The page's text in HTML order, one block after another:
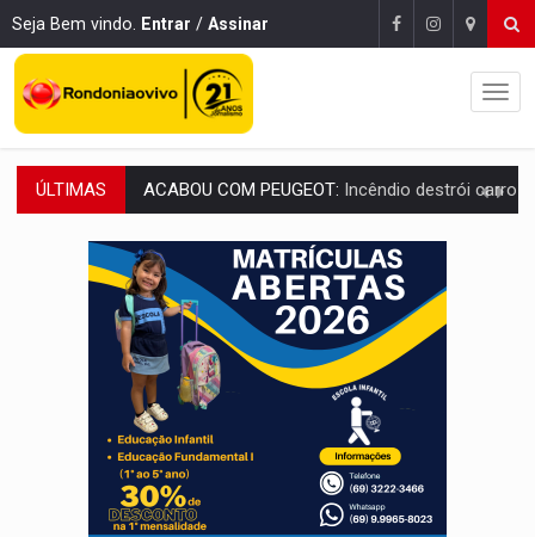
Seja Bem vindo. Entrar / Assinar
ÚLTIMAS VÍDEO:Ladrão é filmado furtando moto na frente do bar
BOLSAS DE PESQUISA:Iniciativa Amazônia+10 lança chamada para fortalecer
MATERIAL: Brasil tem grandes reservas de urânio, mas produz pouco e
VÍDEO: Serpente capturada na fábrica da Coca-Cola é
HOMENAGEM: Cientistas cassados pelo AI-5 se tornam pesquisadores
VÍDEO: Líder religioso é preso por abusar de fiéis sob pretexto de
LEVANTAMENTO: Brasil tem uma história marcada por guerras, revoltas e
LAMENTÁVEL: Mulher é encontrada morta dentro de residência